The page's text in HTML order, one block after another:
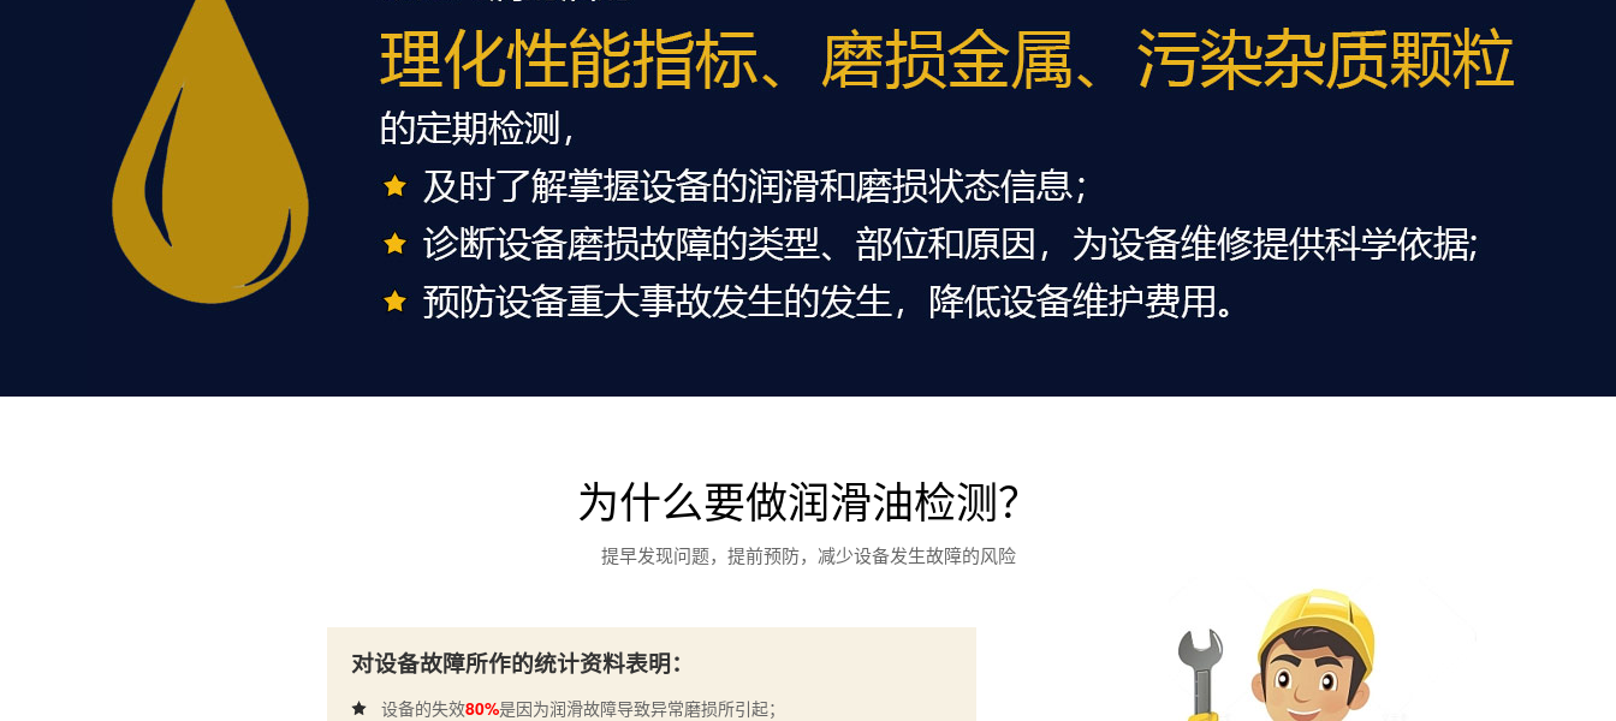
为什么要做润滑油检测？
提早发现问题，提前预防，减少设备发生故障的风险
对设备故障所作的统计资料表明：
设备的失效80%是因为润滑故障导致异常磨损所引起；